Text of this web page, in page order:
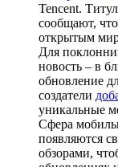
Tencent.
сообщают,
открытым
Для
новость – в
обновление
создатели
уникальные
Сфера
появляются
обзорами,